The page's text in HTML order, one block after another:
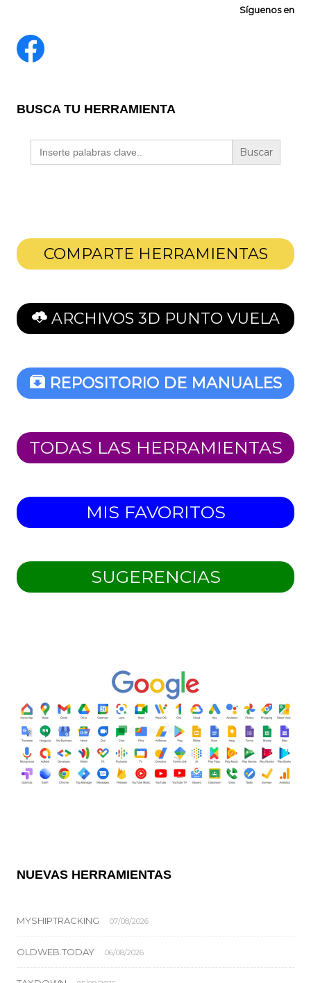
Síguenos en
BUSCA TU HERRAMIENTA
Buscar:
COMPARTE HERRAMIENTAS
ARCHIVOS 3D PUNTO VUELA
REPOSITORIO DE MANUALES
TODAS LAS HERRAMIENTAS
MIS FAVORITOS
SUGERENCIAS
NUEVAS HERRAMIENTAS
MYSHIPTRACKING 07/08/2026
OLDWEB.TODAY 06/08/2026